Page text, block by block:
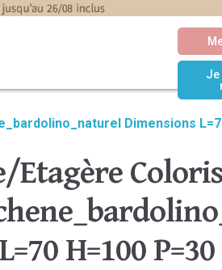
Je
Dimensions
Etagère Coloris
H=100 P=30